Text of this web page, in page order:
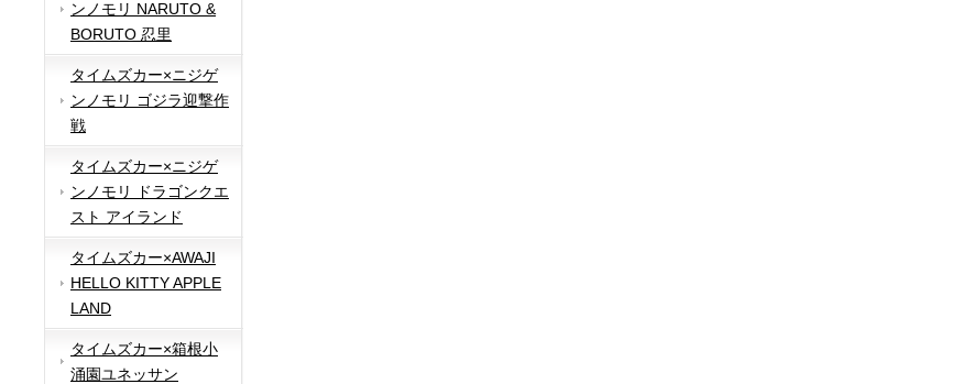
ンノモリ NARUTO &
BORUTO 忍里
タイムズカー×ニジゲ
ンノモリ ゴジラ迎撃作
戦
タイムズカー×ニジゲ
ンノモリ ドラゴンクエ
スト アイランド
タイムズカー×AWAJI
HELLO KITTY APPLE
LAND
タイムズカー×箱根小
涌園ユネッサン